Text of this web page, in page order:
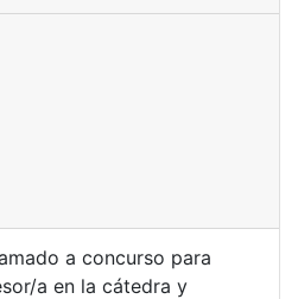
a concurso para
a en la cátedra y